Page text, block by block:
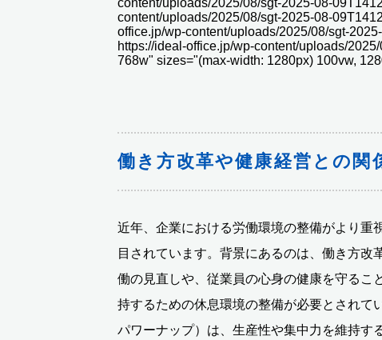
content/uploads/2025/08/sgt-2025-08-
content/uploads/2025/08/sgt-2025-08-
office.jp/wp-content/uploads/2025/08/sgt-
https://ideal-office.jp/wp-content/uploads/
768w" sizes="(max-width: 1280px) 100vw,
働き方改革や健康経営との関
近年、企業における労働環境の整備がより重
目されています。背景にあるのは、働き方
働の見直しや、従業員の心身の健康を守るこ
持するための休息環境の整備が必要とされて
パワーナップ）は、生産性や集中力を維持す